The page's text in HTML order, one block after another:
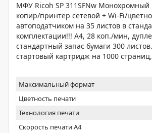
МФУ Ricoh SP 311SFNw
копир/принтер сетевой + Wi-Fi/
автоподатчиком на 35 листов в
комплектации!!! А4, 28 коп./мин,
стандартный запас бумаги 300
стартовый картридж на 1000
Максимальный формат
Цветность печати
Технология печати
Скорость печати А4